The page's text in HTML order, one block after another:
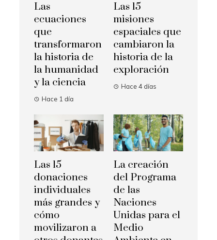
Las
ecuaciones
que
transformaron
la historia de
la humanidad
y la ciencia
Hace 1 día
Las 15
misiones
espaciales que
cambiaron la
historia de la
exploración
Hace 4 días
Las 15
donaciones
individuales
más grandes y
cómo
movilizaron a
La creación
del Programa
de las
Naciones
Unidas para el
Medio